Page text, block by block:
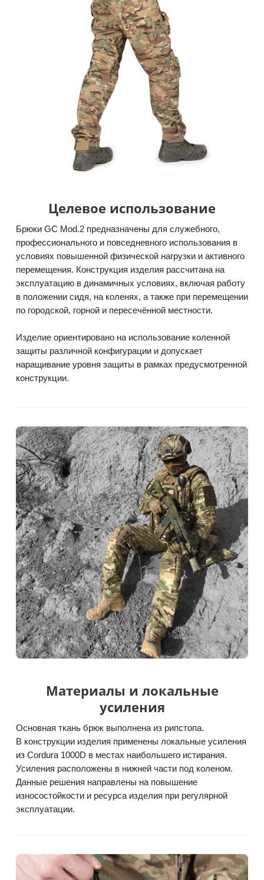
Целевое использование
Брюки GC Mod.2 предназначены для служебного,
профессионального и повседневного использования в
условиях повышенной физической нагрузки и активного
перемещения. Конструкция изделия рассчитана на
эксплуатацию в динамичных условиях, включая работу
в положении сидя, на коленях, а также при перемещении
по городской, горной и пересечённой местности.
Изделие ориентировано на использование коленной
защиты различной конфигурации и допускает
наращивание уровня защиты в рамках предусмотренной
конструкции.
Материалы и локальные
усиления
Основная ткань брюк выполнена из рипстопа.
В конструкции изделия применены локальные усиления
из Cordura 1000D в местах наибольшего истирания.
Усиления расположены в нижней части под коленом.
Данные решения направлены на повышение
износостойкости и ресурса изделия при регулярной
эксплуатации.